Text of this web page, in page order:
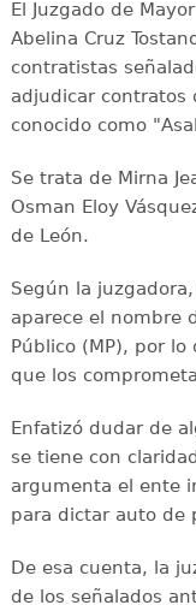
El Juzgado de
Abelina Cruz
contratistas
adjudicar contratos
conocido como
Se trata de Mirna
Osman Eloy
de León.
Según la
aparece el nombre
Público (MP), por
que los
Enfatizó dudar de
se tiene con
argumenta el ente
para dictar auto de
De esa cuenta, la
de los señalados